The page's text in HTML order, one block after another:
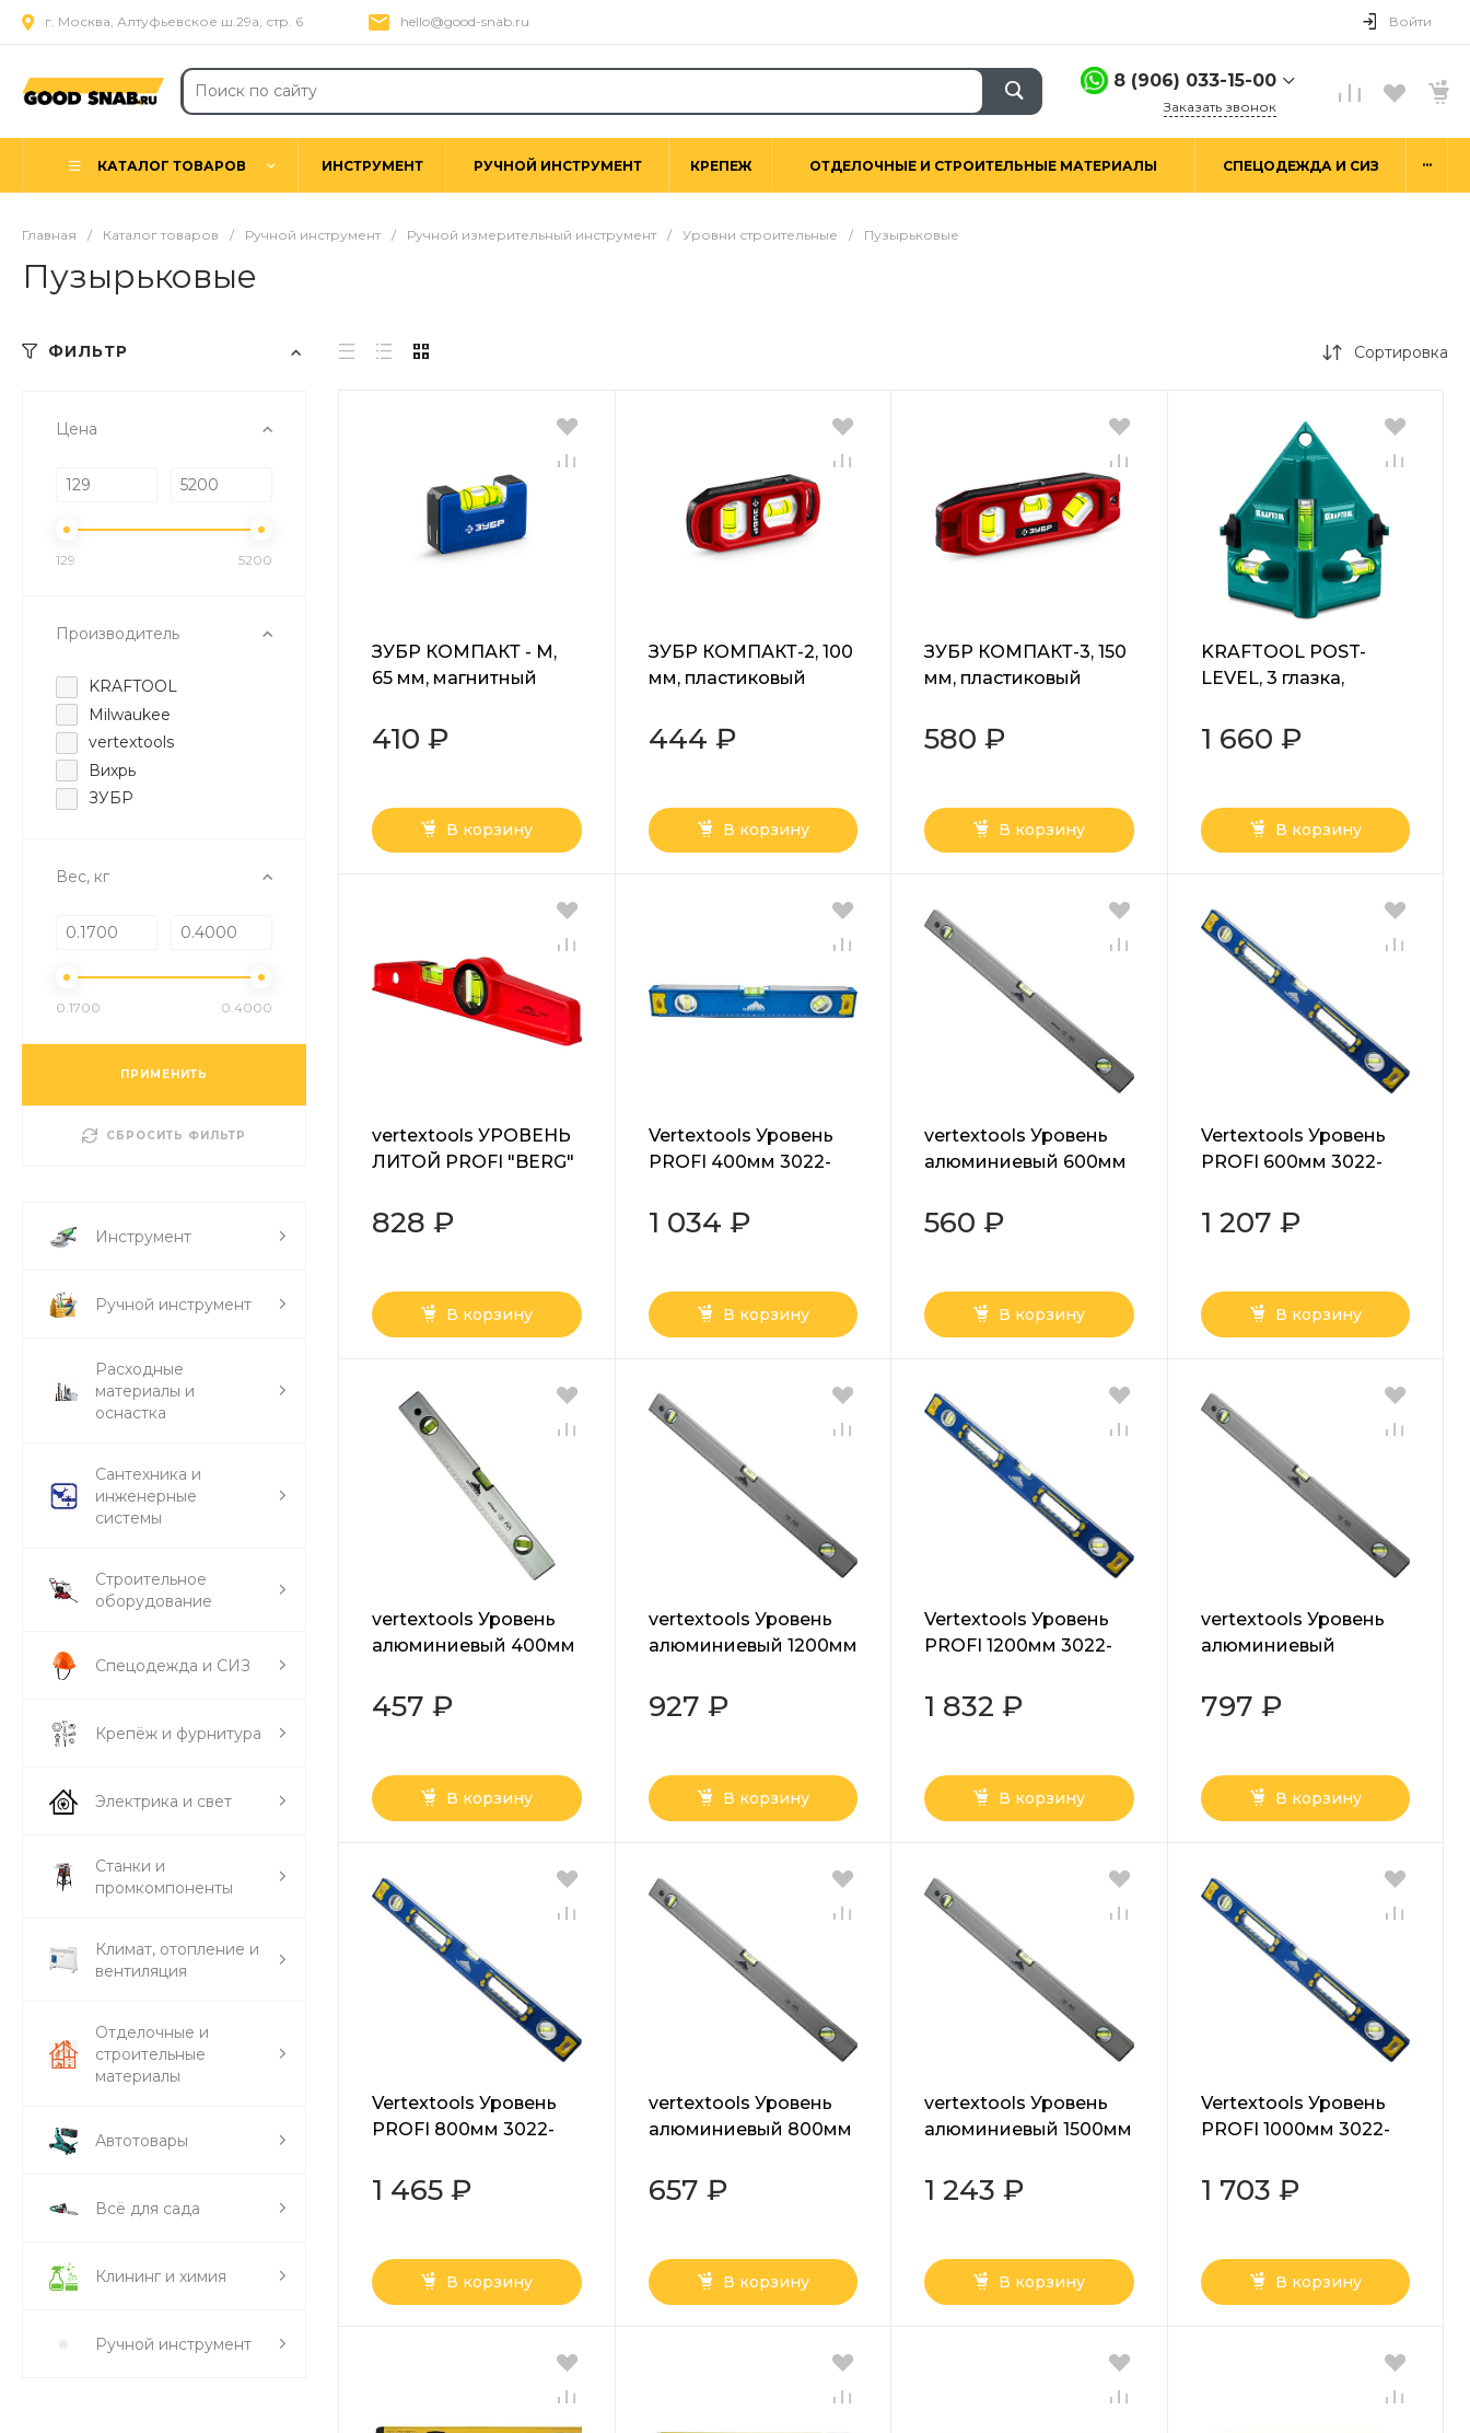
г. Москва, Алтуфьевское ш.29а, стр. 6 hello@good-snab.ru Войти
8 (906) 033-15-00
г. Москва,
Заказать звонок
КАТАЛОГ ТОВАРОВ ИНСТРУМЕНТ РУЧНОЙ ИНСТРУМЕНТ КРЕПЕЖ ОТДЕЛОЧНЫЕ И СТРОИТЕЛЬНЫЕ МАТЕРИАЛЫ СПЕЦОДЕЖДА И СИЗ ...
Главная / Каталог товаров / Ручной инструмент / Ручной измерительный инструмент / Уровни строительные / Пузырьковые
Пузырьковые
ФИЛЬТР
Цена
129 5200
Производитель
KRAFTOOL
Milwaukee
vertextools
Вихрь
ЗУБР
Вес, кг
0.1700 0.4000
ПРИМЕНИТЬ
СБРОСИТЬ ФИЛЬТР
Инструмент
Ручной инструмент
Расходные
материалы и
оснастка
Сантехника и
инженерные
системы
Строительное
оборудование
Спецодежда и СИЗ
Крепёж и фурнитура
Электрика и свет
Станки и
промкомпоненты
Климат, отопление и
вентиляция
Отделочные и
строительные
материалы
Автотовары
Всё для сада
Клининг и химия
Ручной инструмент
Сортировка
ЗУБР КОМПАКТ - М,
65 мм, магнитный
Профессионал
410 ₽
В корзину
ЗУБР КОМПАКТ-2, 100
мм, пластиковый
магнитный уровень
444 ₽
В корзину
ЗУБР КОМПАКТ-3, 150
мм, пластиковый
магнитный уровень
580 ₽
В корзину
KRAFTOOL POST-
LEVEL, 3 глазка,
уровень (34788)
1 660 ₽
В корзину
vertextools УРОВЕНЬ
ЛИТОЙ PROFI "BERG"
точность 0,5 мм 3046-
828 ₽
В корзину
Vertextools Уровень
PROFI 400мм 3022-
1 034 ₽
В корзину
vertextools Уровень
алюминиевый 600мм
560 ₽
В корзину
Vertextools Уровень
PROFI 600мм 3022-
1 207 ₽
В корзину
vertextools Уровень
алюминиевый 400мм
457 ₽
В корзину
vertextools Уровень
алюминиевый 1200мм
927 ₽
В корзину
Vertextools Уровень
PROFI 1200мм 3022-
1 832 ₽
В корзину
vertextools Уровень
алюминиевый
797 ₽
В корзину
Vertextools Уровень
PROFI 800мм 3022-
1 465 ₽
В корзину
vertextools Уровень
алюминиевый 800мм
657 ₽
В корзину
vertextools Уровень
алюминиевый 1500мм
1 243 ₽
В корзину
Vertextools Уровень
PROFI 1000мм 3022-
1 703 ₽
В корзину